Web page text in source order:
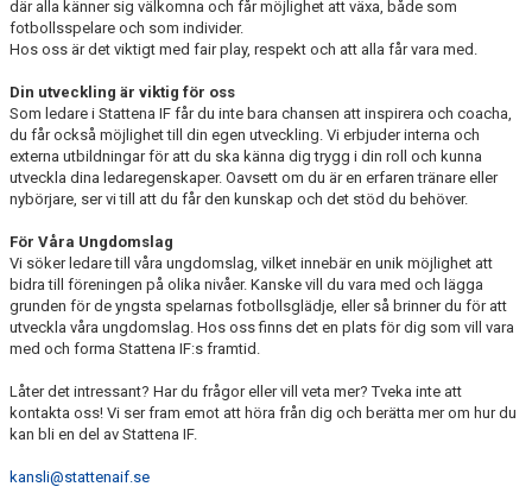
AVGIFTER
FÖRENINGSSHOP
KONTAKT
STATTENA CUP
INTRESSEANMÄLAN SOM TRÄNARE/LEDARE
INTRESSEANMÄLAN MEDLEM/SPELARE
där alla känner sig välkomna och får möjlighet att växa, både som
fotbollsspelare och som individer.
Hos oss är det viktigt med fair play, respekt och att alla får vara med.
Din utveckling är viktig för oss
Som ledare i Stattena IF får du inte bara chansen att inspirera och coacha,
du får också möjlighet till din egen utveckling. Vi erbjuder interna och
externa utbildningar för att du ska känna dig trygg i din roll och kunna
utveckla dina ledaregenskaper. Oavsett om du är en erfaren tränare eller
nybörjare, ser vi till att du får den kunskap och det stöd du behöver.
För Våra Ungdomslag
Vi söker ledare till våra ungdomslag, vilket innebär en unik möjlighet att
bidra till föreningen på olika nivåer. Kanske vill du vara med och lägga
grunden för de yngsta spelarnas fotbollsglädje, eller så brinner du för att
utveckla våra ungdomslag. Hos oss finns det en plats för dig som vill vara
med och forma Stattena IF:s framtid.
Låter det intressant? Har du frågor eller vill veta mer? Tveka inte att
kontakta oss! Vi ser fram emot att höra från dig och berätta mer om hur du
kan bli en del av Stattena IF.
kansli@stattenaif.se